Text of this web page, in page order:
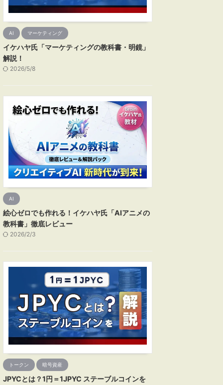
AI マーケティング
イケハヤ氏「マーケティングの教科書・明鏡」
解説！
2026/5/8
AI
絵心ゼロでも作れる！イケハヤ氏「AIアニメの
教科書」徹底レビュー
2026/2/3
トークン 暗号資産
JPYCとは？1円＝1JPYC ステーブルコインを